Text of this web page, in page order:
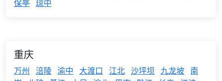
保亭 琼中
重庆
万州 涪陵 渝中 大渡口 江北 沙坪坝 九龙坡 南